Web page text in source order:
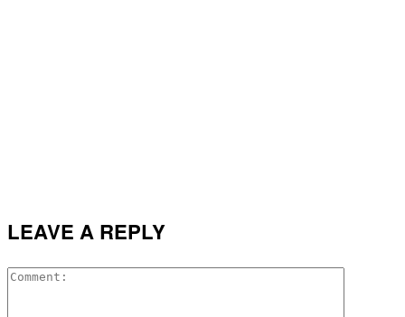
LEAVE A REPLY